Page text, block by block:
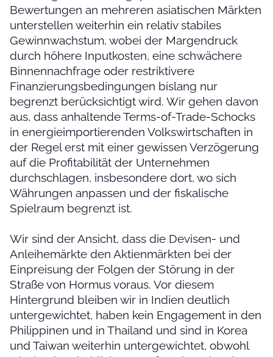
Bewertungen an mehreren asiatischen Märkten
unterstellen weiterhin ein relativ stabiles
Gewinnwachstum, wobei der Margendruck
durch höhere Inputkosten, eine schwächere
Binnennachfrage oder restriktivere
Finanzierungsbedingungen bislang nur
begrenzt berücksichtigt wird. Wir gehen davon
aus, dass anhaltende Terms-of-Trade-Schocks
in energieimportierenden Volkswirtschaften in
der Regel erst mit einer gewissen Verzögerung
auf die Profitabilität der Unternehmen
durchschlagen, insbesondere dort, wo sich
Währungen anpassen und der fiskalische
Spielraum begrenzt ist.
Wir sind der Ansicht, dass die Devisen- und
Anleihemärkte den Aktienmärkten bei der
Einpreisung der Folgen der Störung in der
Straße von Hormus voraus. Vor diesem
Hintergrund bleiben wir in Indien deutlich
untergewichtet, haben kein Engagement in den
Philippinen und in Thailand und sind in Korea
und Taiwan weiterhin untergewichtet, obwohl